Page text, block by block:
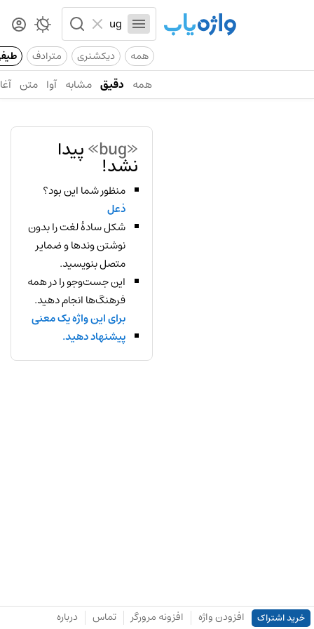
همه دیکشنری مترادف
همه دقیق مشابه آوا متن
«bug» پیدا
نشد!
منظور شما این بود؟
ذعل
شکل سادهٔ لغت را بدون
نوشتن وندها و ضمایر
متصل بنویسید.
این جست‌وجو را در همه
فرهنگ‌ها انجام دهید.
برای این واژه یک معنی
پیشنهاد دهید.
خرید اشتراک افزودن واژه افزونه مرورگر تماس درباره